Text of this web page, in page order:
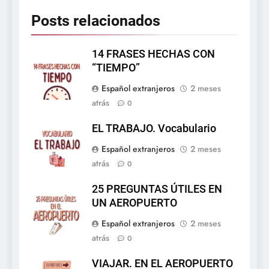
Posts relacionados
14 FRASES HECHAS CON
“TIEMPO”
Español extranjeros
2 meses
atrás
0
EL TRABAJO. Vocabulario
Español extranjeros
2 meses
atrás
0
25 PREGUNTAS ÚTILES EN
UN AEROPUERTO
Español extranjeros
2 meses
atrás
0
VIAJAR. EN EL AEROPUERTO